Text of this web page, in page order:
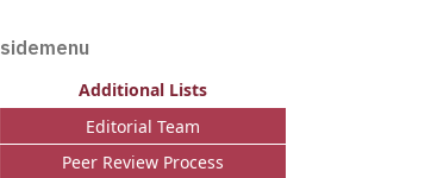
sidemenu
Additional Lists
Editorial Team
Peer Review Process